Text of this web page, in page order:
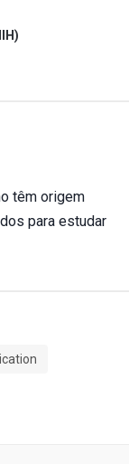
têm origem
para estudar